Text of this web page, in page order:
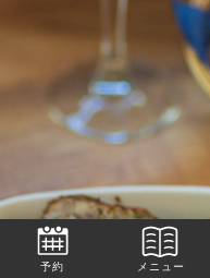
予約 メニュー